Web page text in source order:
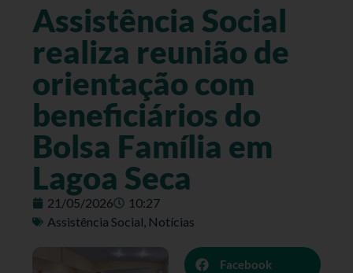
Assistência Social
realiza reunião de
orientação com
beneficiários do
Bolsa Família em
Lagoa Seca
21/05/2026
10:27
Assistência Social, Notícias
Facebook